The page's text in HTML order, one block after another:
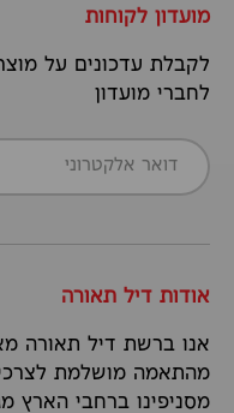
מועדון לקוחות
לקבלת עדכונים על
לחברי מועדון
דואר אלקטרוני
אודות דיל תאורה
אנו ברשת דיל תאורה
מהתאמה מושלמת
מסניפינו ברחבי הארץ